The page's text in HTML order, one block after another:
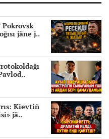
Pokrovsk
jäne j..
Kievtiñ
jä..